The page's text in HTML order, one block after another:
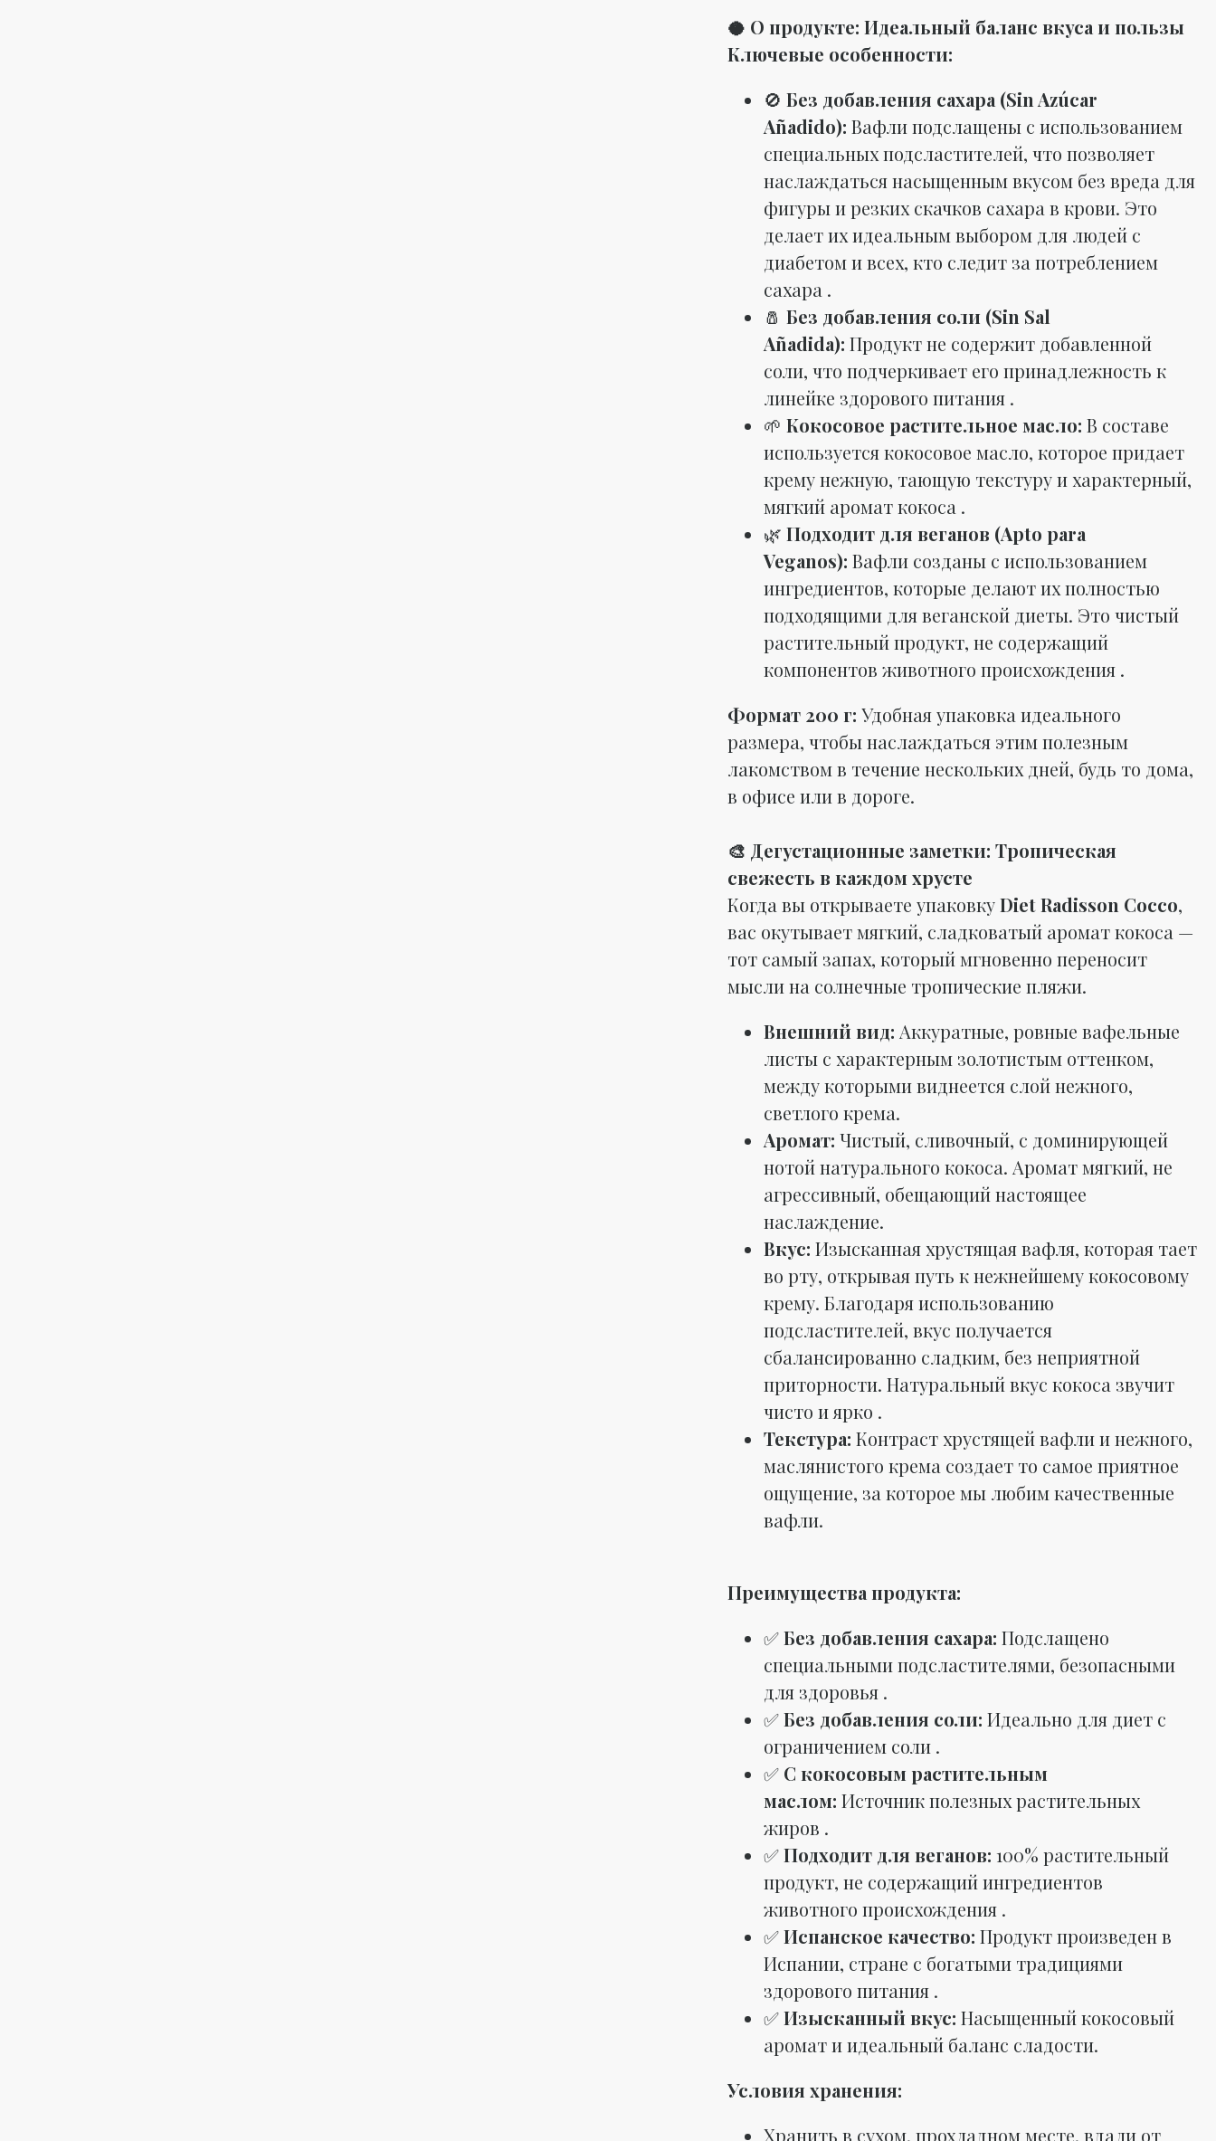
🥥 О продукте: Идеальный баланс вкуса и пользы
Ключевые особенности:
🚫 Без добавления сахара (Sin Azúcar
Añadido): Вафли подслащены с использованием
специальных подсластителей, что позволяет
наслаждаться насыщенным вкусом без вреда для
фигуры и резких скачков сахара в крови. Это
делает их идеальным выбором для людей с
диабетом и всех, кто следит за потреблением
сахара .
🧂 Без добавления соли (Sin Sal
Añadida): Продукт не содержит добавленной
соли, что подчеркивает его принадлежность к
линейке здорового питания .
🌱 Кокосовое растительное масло: В составе
используется кокосовое масло, которое придает
крему нежную, тающую текстуру и характерный,
мягкий аромат кокоса .
🌿 Подходит для веганов (Apto para
Veganos): Вафли созданы с использованием
ингредиентов, которые делают их полностью
подходящими для веганской диеты. Это чистый
растительный продукт, не содержащий
компонентов животного происхождения .
Формат 200 г: Удобная упаковка идеального
размера, чтобы наслаждаться этим полезным
лакомством в течение нескольких дней, будь то дома,
в офисе или в дороге.
🎨 Дегустационные заметки: Тропическая
свежесть в каждом хрусте
Когда вы открываете упаковкуDiet Radisson Cocco,
вас окутывает мягкий, сладковатый аромат кокоса —
тот самый запах, который мгновенно переносит
мысли на солнечные тропические пляжи.
Внешний вид: Аккуратные, ровные вафельные
листы с характерным золотистым оттенком,
между которыми виднеется слой нежного,
светлого крема.
Аромат: Чистый, сливочный, с доминирующей
нотой натурального кокоса. Аромат мягкий, не
агрессивный, обещающий настоящее
наслаждение.
Вкус: Изысканная хрустящая вафля, которая тает
во рту, открывая путь к нежнейшему кокосовому
крему. Благодаря использованию
подсластителей, вкус получается
сбалансированно сладким, без неприятной
приторности. Натуральный вкус кокоса звучит
чисто и ярко .
Текстура: Контраст хрустящей вафли и нежного,
маслянистого крема создает то самое приятное
ощущение, за которое мы любим качественные
вафли.
Преимущества продукта:
✅Без добавления сахара: Подслащено
специальными подсластителями, безопасными
для здоровья .
✅Без добавления соли: Идеально для диет с
ограничением соли .
✅ С кокосовым растительным
маслом: Источник полезных растительных
жиров .
✅Подходит для веганов: 100% растительный
продукт, не содержащий ингредиентов
животного происхождения .
✅Испанское качество: Продукт произведен в
Испании, стране с богатыми традициями
здорового питания .
✅Изысканный вкус: Насыщенный кокосовый
аромат и идеальный баланс сладости.
Условия хранения:
Хранить в сухом, прохладном месте, вдали от